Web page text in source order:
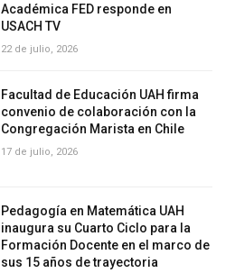
Académica FED responde en
USACH TV
22 de julio, 2026
Facultad de Educación UAH firma
convenio de colaboración con la
Congregación Marista en Chile
17 de julio, 2026
Pedagogía en Matemática UAH
inaugura su Cuarto Ciclo para la
Formación Docente en el marco de
sus 15 años de trayectoria